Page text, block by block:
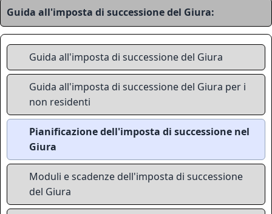
Guida all'imposta di successione del Giura:
Guida all'imposta di successione del Giura
Guida all'imposta di successione del Giura per i
non residenti
Pianificazione dell'imposta di successione nel
Giura
Moduli e scadenze dell'imposta di successione
del Giura